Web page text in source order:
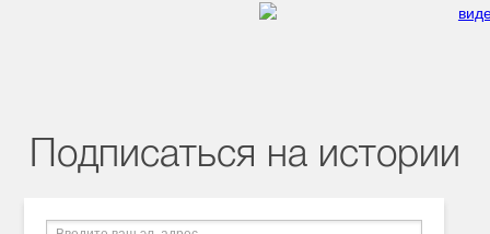
Подписаться на истории